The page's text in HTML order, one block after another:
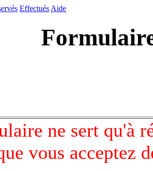
Effectués Aide
ne sert qu'à
vous acceptez